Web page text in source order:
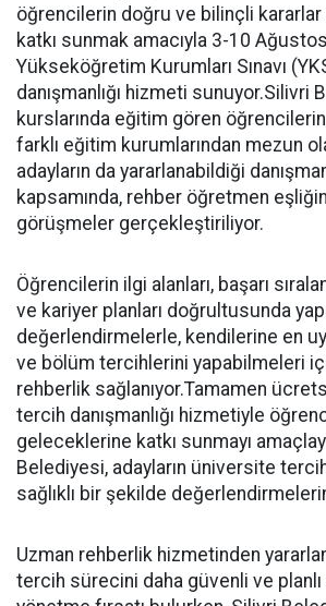
öğrencilerin doğru ve bilinçli
katkı sunmak amacıyla 3-10
Yükseköğretim Kurumları Sınavı
danışmanlığı hizmeti sunuyor.Silivri
kurslarında eğitim gören öğrencilerin
farklı eğitim kurumlarından mezun
adayların da yararlanabildiği
kapsamında, rehber öğretmen
görüşmeler gerçekleştiriliyor.
Öğrencilerin ilgi alanları, başarı
ve kariyer planları doğrultusunda
değerlendirmelerle, kendilerine en
ve bölüm tercihlerini yapabilmeleri
rehberlik sağlanıyor.Tamamen
tercih danışmanlığı hizmetiyle
geleceklerine katkı sunmayı
Belediyesi, adayların üniversite
sağlıklı bir şekilde
Uzman rehberlik hizmetinden
tercih sürecini daha güvenli ve